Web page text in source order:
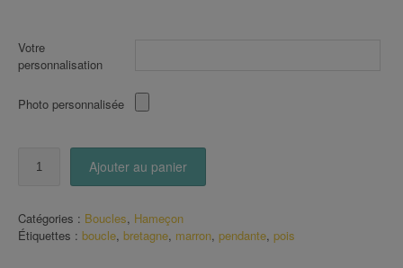
Votre
personnalisation
Photo personnalisée
pois
sur
Ajouter au panier
Catégories : Boucles, Hameçon
Étiquettes : boucle, bretagne, marron, pendante, pois